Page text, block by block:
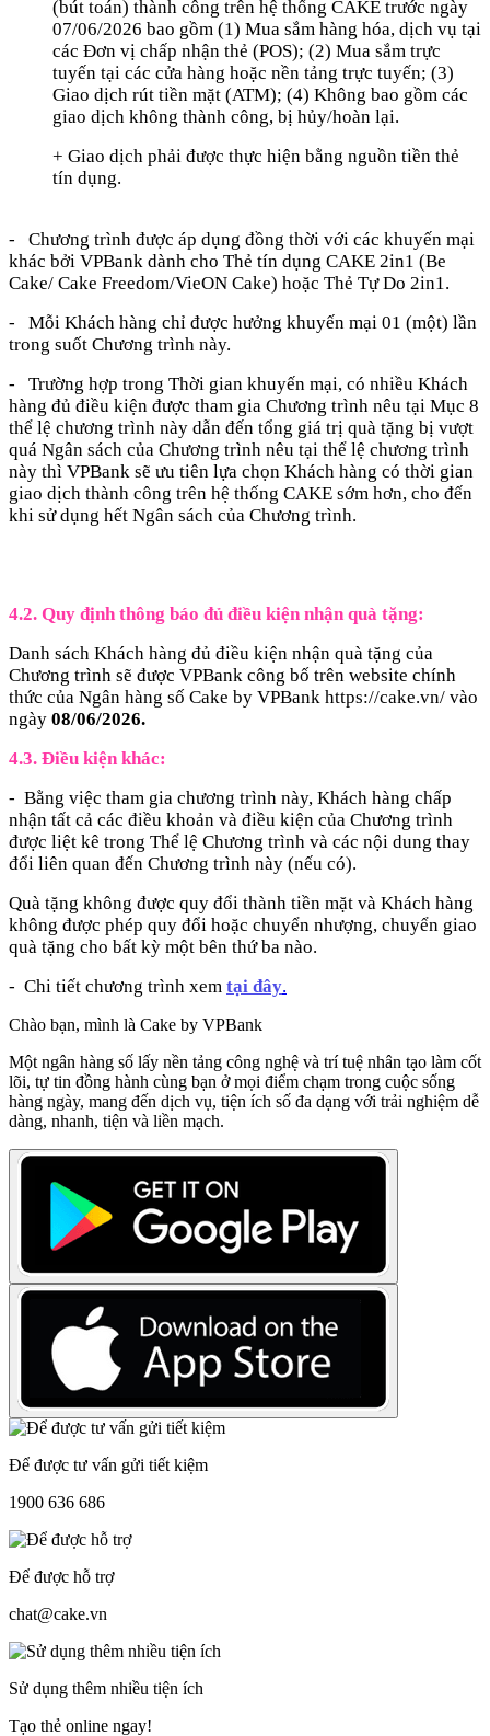
(bút toán) thành công trên hệ thống CAKE trước ngày
07/06/2026 bao gồm (1) Mua sắm hàng hóa, dịch vụ tại
các Đơn vị chấp nhận thẻ (POS); (2) Mua sắm trực
tuyến tại các cửa hàng hoặc nền tảng trực tuyến; (3)
Giao dịch rút tiền mặt (ATM); (4) Không bao gồm các
giao dịch không thành công, bị hủy/hoàn lại.
+ Giao dịch phải được thực hiện bằng nguồn tiền thẻ
tín dụng.
- Chương trình được áp dụng đồng thời với các khuyến mại
khác bởi VPBank dành cho Thẻ tín dụng CAKE 2in1 (Be
Cake/ Cake Freedom/VieON Cake) hoặc Thẻ Tự Do 2in1.
- Mỗi Khách hàng chỉ được hưởng khuyến mại 01 (một) lần
trong suốt Chương trình này.
- Trường hợp trong Thời gian khuyến mại, có nhiều Khách
hàng đủ điều kiện được tham gia Chương trình nêu tại Mục 8
thể lệ chương trình này dẫn đến tổng giá trị quà tặng bị vượt
quá Ngân sách của Chương trình nêu tại thể lệ chương trình
này thì VPBank sẽ ưu tiên lựa chọn Khách hàng có thời gian
giao dịch thành công trên hệ thống CAKE sớm hơn, cho đến
khi sử dụng hết Ngân sách của Chương trình.
4.2. Quy định thông báo đủ điều kiện nhận quà tặng:
Danh sách Khách hàng đủ điều kiện nhận quà tặng của
Chương trình sẽ được VPBank công bố trên website chính
thức của Ngân hàng số Cake by VPBank https://cake.vn/ vào
ngày 08/06/2026.
4.3. Điều kiện khác:
- Bằng việc tham gia chương trình này, Khách hàng chấp
nhận tất cả các điều khoản và điều kiện của Chương trình
được liệt kê trong Thể lệ Chương trình và các nội dung thay
đổi liên quan đến Chương trình này (nếu có).
Quà tặng không được quy đổi thành tiền mặt và Khách hàng
không được phép quy đổi hoặc chuyển nhượng, chuyển giao
quà tặng cho bất kỳ một bên thứ ba nào.
- Chi tiết chương trình xem tại đây.
Chào bạn, mình là Cake by VPBank
Một ngân hàng số lấy nền tảng công nghệ và trí tuệ nhân tạo làm cốt
lõi, tự tin đồng hành cùng bạn ở mọi điểm chạm trong cuộc sống
hàng ngày, mang đến dịch vụ, tiện ích số đa dạng với trải nghiệm dễ
dàng, nhanh, tiện và liền mạch.
Để được tư vấn gửi tiết kiệm
1900 636 686
Để được hỗ trợ
chat@cake.vn
Sử dụng thêm nhiều tiện ích
Tạo thẻ online ngay!